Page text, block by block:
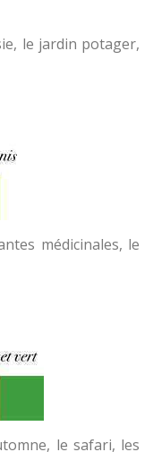
le jardin potager,
médicinales, le
le safari, les